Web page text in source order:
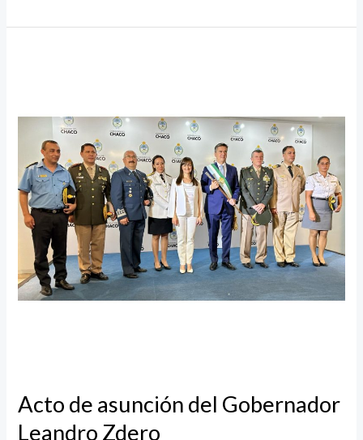
Acto de asunción del Gobernador
Leandro Zdero
del
Gobernador
Leandro
Zdero